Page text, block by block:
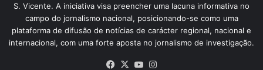
S. Vicente. A iniciativa visa preencher uma lacuna informativa no
campo do jornalismo nacional, posicionando-se como uma
plataforma de difusão de notícias de carácter regional, nacional e
internacional, com uma forte aposta no jornalismo de investigação.
Facebook
X YouTube